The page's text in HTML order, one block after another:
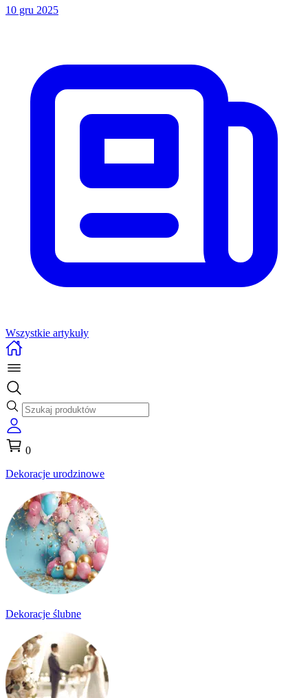
10 gru 2025
Wszystkie artykuły
0
Dekoracje urodzinowe
Dekoracje ślubne